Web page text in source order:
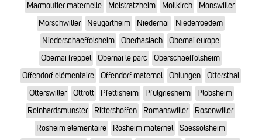
Marmoutier maternelle
Meistratzheim Mollkirch
Monswiller
Morschwiller
Neugartheim Niedernai
Niederroedern
Niederschaeffolsheim
Oberhaslach
Obernai europe
Obernai freppel
Obernai le parc
Oberschaeffolsheim
Offendorf elémentaire
Offendorf maternel Ohlungen
Ottersthal
Otterswiller
Ottrott Pfettisheim Pfulgriesheim
Plobsheim
Reinhardsmunster
Rittershoffen Romanswiller
Rosenwiller
Rosheim elementaire
Rosheim maternel
Saessolsheim